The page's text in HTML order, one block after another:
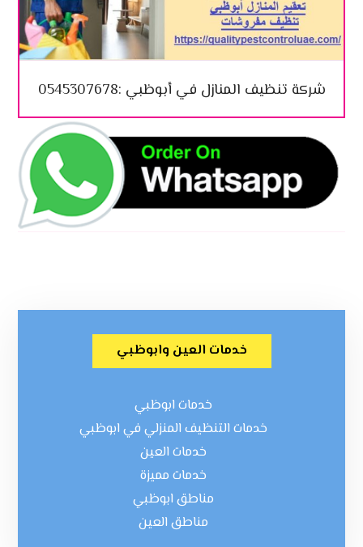
شركة تنظيف المنازل في أبوظبي :0545307678
خدمات العين وابوظبي
خدمات ابوظبي
خدمات التنظيف المنزلي في ابوظبي
خدمات العين
خدمات مميزة
مناطق ابوظبي
مناطق العين